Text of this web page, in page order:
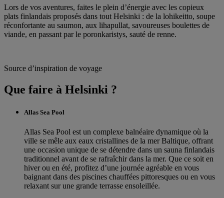
Lors de vos aventures, faites le plein d’énergie avec les copieux
plats finlandais proposés dans tout Helsinki : de la lohikeitto, soupe
réconfortante au saumon, aux lihapullat, savoureuses boulettes de
viande, en passant par le poronkaristys, sauté de renne.
Source d’inspiration de voyage
Que faire à Helsinki ?
Allas Sea Pool
Allas Sea Pool est un complexe balnéaire dynamique où la
ville se mêle aux eaux cristallines de la mer Baltique, offrant
une occasion unique de se détendre dans un sauna finlandais
traditionnel avant de se rafraîchir dans la mer. Que ce soit en
hiver ou en été, profitez d’une journée agréable en vous
baignant dans des piscines chauffées pittoresques ou en vous
relaxant sur une grande terrasse ensoleillée.